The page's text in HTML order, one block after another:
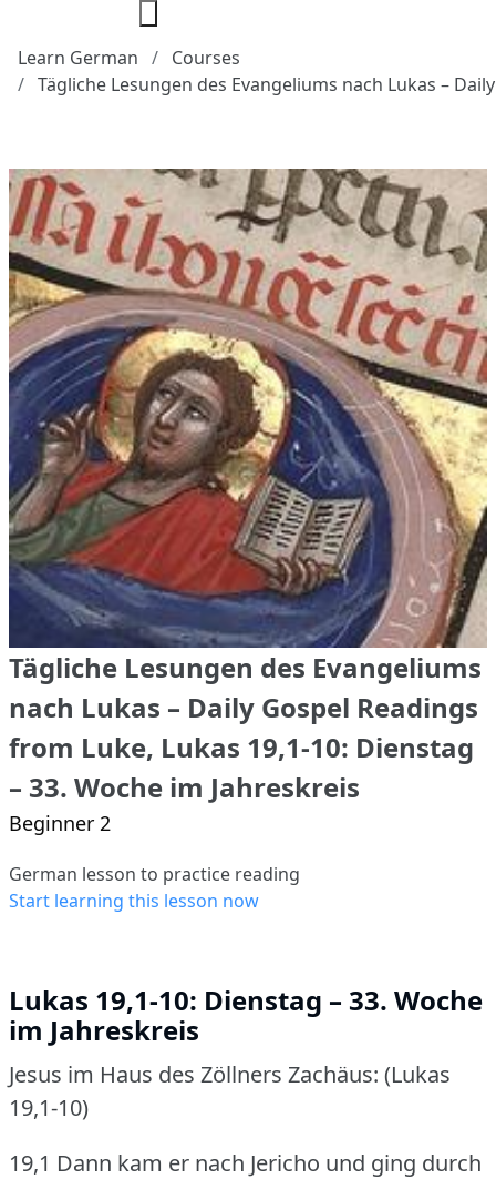
Learn German
Courses
Tägliche Lesungen des Evangeliums nach Lukas –
Tägliche Lesungen des Evangeliums
nach Lukas – Daily Gospel Readings
from Luke, Lukas 19,1-10: Dienstag
– 33. Woche im Jahreskreis
Beginner 2
German lesson to practice reading
Start learning this lesson now
Lukas 19,1-10: Dienstag – 33. Woche
im Jahreskreis
Jesus im Haus des Zöllners Zachäus: (Lukas
19,1-10)
19,1 Dann kam er nach Jericho und ging durch